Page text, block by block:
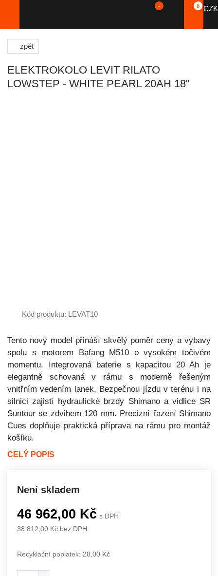
- 0 CZK
zpět
ELEKTROKOLO LEVIT RILATO
LOWSTEP - WHITE PEARL 20AH 18"
Kód produktu: LEVAT10
Tento nový model přináší skvělý poměr ceny a výbavy
spolu s motorem Bafang M510 o vysokém točivém
momentu. Integrovaná baterie s kapacitou 20 Ah je
elegantně schovaná v rámu s moderně řešeným
vnitřním vedením lanek. Bezpečnou jízdu v terénu i na
silnici zajistí hydraulické brzdy Shimano a vidlice SR
Suntour se zdvihem 120 mm. Precizní řazení Shimano
Cues doplňuje praktická příprava na rámu pro montáž
košíku.
CELÝ POPIS
Není skladem
46 962,00 Kč s DPH
38 812,00 Kč bez DPH
Recyklační poplatek: 28,00 Kč